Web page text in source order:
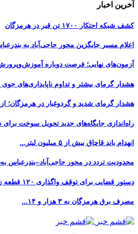
آخرین اخبار
کشف شبکه احتکار ۱۷۰۰ تن قیر در هرمزگان
اعلام مسیر جایگزین محور حاجی‌آباد به
آزمون‌های نهایی؛ فرصت دوباره
هشدار گرمای بیشتر و تداوم ناپایداری‌های جوی
هشدار گرمای شدید و گردوغبار در هرمزگان؛
راه‌اندازی جایگاه‌های جدید تحویل سوخت
انهدام باند قاچاق بیش از ۵ میلیون لیتر...
محدودیت تردد در محور حاجی‌آباد–بندرعباس
دستور قضایی برای توقف واگذاری ۱۲۰ قطعه زمین...
مصرف برق هرمزگان به ۳ هزار و ۱۴...